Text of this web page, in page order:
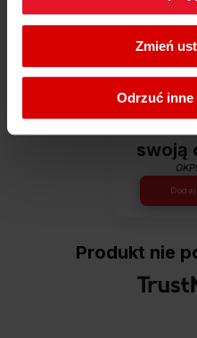
W każdej chwili możesz
ustawienia plików cookies
Zmień
Odrzuć inne
Dowiedz się więcej
swoją
Produkt nie